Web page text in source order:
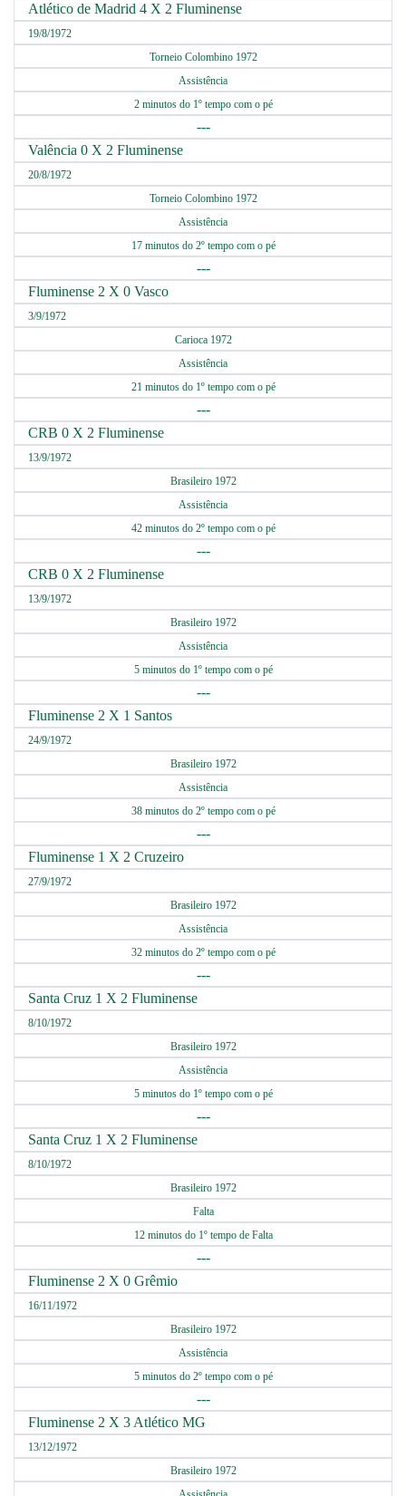
Atlético de Madrid 4 X 2 Fluminense
19/8/1972
Torneio Colombino 1972
Assistência
2 minutos do 1º tempo com o pé
---
Valência 0 X 2 Fluminense
20/8/1972
Torneio Colombino 1972
Assistência
17 minutos do 2º tempo com o pé
---
Fluminense 2 X 0 Vasco
3/9/1972
Carioca 1972
Assistência
21 minutos do 1º tempo com o pé
---
CRB 0 X 2 Fluminense
13/9/1972
Brasileiro 1972
Assistência
42 minutos do 2º tempo com o pé
---
CRB 0 X 2 Fluminense
13/9/1972
Brasileiro 1972
Assistência
5 minutos do 1º tempo com o pé
---
Fluminense 2 X 1 Santos
24/9/1972
Brasileiro 1972
Assistência
38 minutos do 2º tempo com o pé
---
Fluminense 1 X 2 Cruzeiro
27/9/1972
Brasileiro 1972
Assistência
32 minutos do 2º tempo com o pé
---
Santa Cruz 1 X 2 Fluminense
8/10/1972
Brasileiro 1972
Assistência
5 minutos do 1º tempo com o pé
---
Santa Cruz 1 X 2 Fluminense
8/10/1972
Brasileiro 1972
Falta
12 minutos do 1º tempo de Falta
---
Fluminense 2 X 0 Grêmio
16/11/1972
Brasileiro 1972
Assistência
5 minutos do 2º tempo com o pé
---
Fluminense 2 X 3 Atlético MG
13/12/1972
Brasileiro 1972